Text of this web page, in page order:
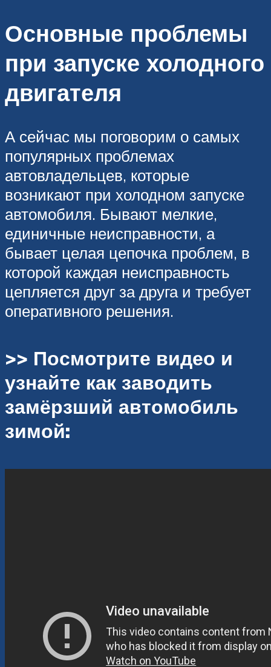
Основные проблемы
при запуске холодного
двигателя
А сейчас мы поговорим о самых
популярных проблемах
автовладельцев, которые
возникают при холодном запуске
автомобиля. Бывают мелкие,
единичные неисправности, а
бывает целая цепочка проблем, в
которой каждая неисправность
цепляется друг за друга и требует
оперативного решения.
>> Посмотрите видео и
узнайте как заводить
замёрзший автомобиль
зимой: